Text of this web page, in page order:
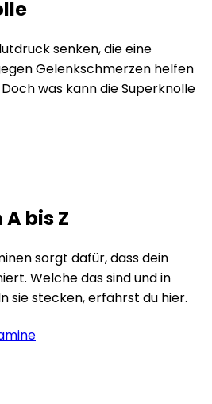
senken, die eine
Gelenkschmerzen helfen
was kann die Superknolle
bis Z
sorgt dafür, dass dein
Welche das sind und in
sie stecken, erfährst du hier.